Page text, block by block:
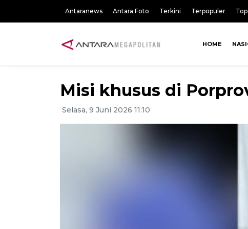
Antaranews Antara Foto Terkini Terpopuler
HOME
Misi khusus di
Selasa, 9 Juni 2026 11:10